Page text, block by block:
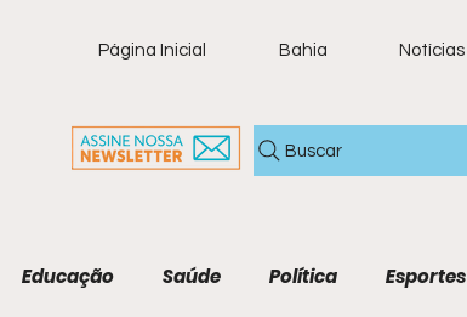
Página Inicial Bahia Notícias
Buscar
Educação Saúde Política Esportes